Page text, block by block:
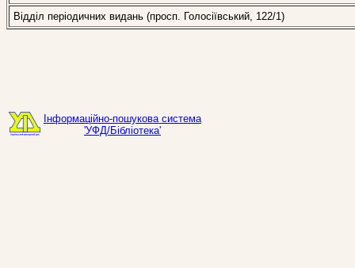
Відділ періодичних видань (просп. Голосіївський, 122/1)
Інформаційно-пошукова система
'УФД/Бібліотека'